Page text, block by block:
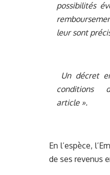
possibilités
leur sont
Un décret
conditions
article ».
En l’espèce,
de ses revenus